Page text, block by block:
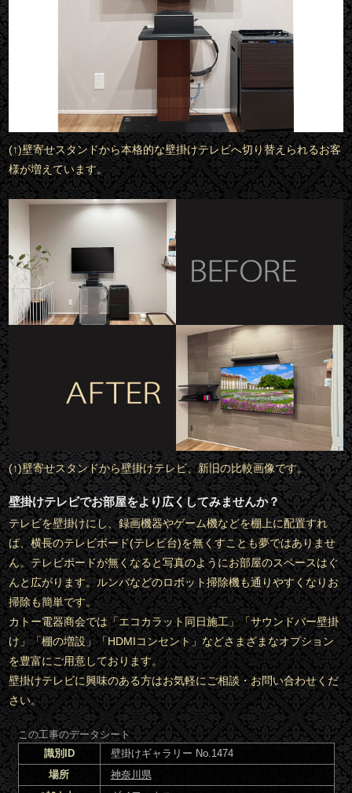
(↑)壁寄せスタンドから本格的な壁掛けテレビへ切り替えられるお客
様が増えています。
(↑)壁寄せスタンドから壁掛けテレビ、新旧の比較画像です。
壁掛けテレビでお部屋をより広くしてみませんか？
テレビを壁掛けにし、録画機器やゲーム機などを棚上に配置すれ
ば、横長のテレビボード(テレビ台)を無くすことも夢ではありませ
ん。テレビボードが無くなると写真のようにお部屋のスペースはぐ
んと広がります。ルンバなどのロボット掃除機も通りやすくなりお
掃除も簡単です。
カトー電器商会では「エコカラット同日施工」「サウンドバー壁掛
け」「棚の増設」「HDMIコンセント」などさまざまなオプション
を豊富にご用意しております。
壁掛けテレビに興味のある方はお気軽にご相談・お問い合わせくだ
さい。
この工事のデータシート
識別ID
壁掛けギャラリー No.1474
場所
神奈川県